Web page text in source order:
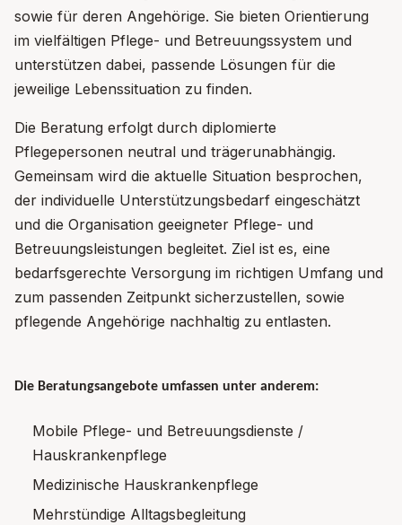
sowie für deren Angehörige. Sie bieten Orientierung
im vielfältigen Pflege- und Betreuungssystem und
unterstützen dabei, passende Lösungen für die
jeweilige Lebenssituation zu finden.
Die Beratung erfolgt durch diplomierte
Pflegepersonen neutral und trägerunabhängig.
Gemeinsam wird die aktuelle Situation besprochen,
der individuelle Unterstützungsbedarf eingeschätzt
und die Organisation geeigneter Pflege- und
Betreuungsleistungen begleitet. Ziel ist es, eine
bedarfsgerechte Versorgung im richtigen Umfang und
zum passenden Zeitpunkt sicherzustellen, sowie
pflegende Angehörige nachhaltig zu entlasten.
Die Beratungsangebote umfassen unter anderem:
Mobile Pflege- und Betreuungsdienste /
Hauskrankenpflege
Medizinische Hauskrankenpflege
Mehrstündige Alltagsbegleitung